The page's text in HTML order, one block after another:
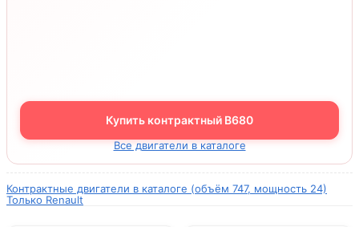
Купить контрактный B680
Все двигатели в каталоге
Контрактные двигатели в каталоге (объём 747, мощность 24)
Только Renault